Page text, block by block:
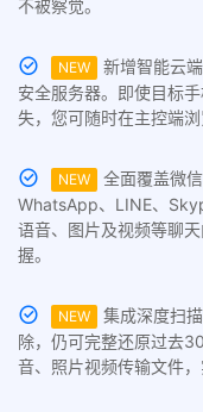
不被察觉。
NEW
新增智能云
安全服务器。即使目标
失，您可随时在主控端
NEW
全面覆盖微
WhatsApp、LINE、
语音、图片及视频等聊
握。
NEW
集成深度扫
除，仍可完整还原过去
音、照片视频传输文件